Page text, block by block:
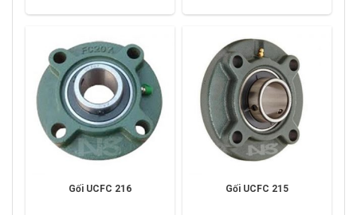
Gối UCFC 216 Gối UCFC 215